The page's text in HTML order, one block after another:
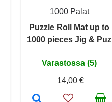
1000 Palat
Puzzle Roll Mat up to
1000 pieces Jig & Puz
Varastossa (5)
14,00 €